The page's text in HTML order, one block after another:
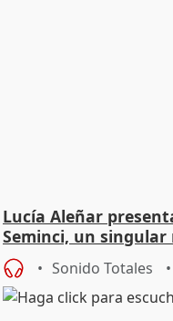
Lucía Aleñar
Seminci, un
Sonido Totales